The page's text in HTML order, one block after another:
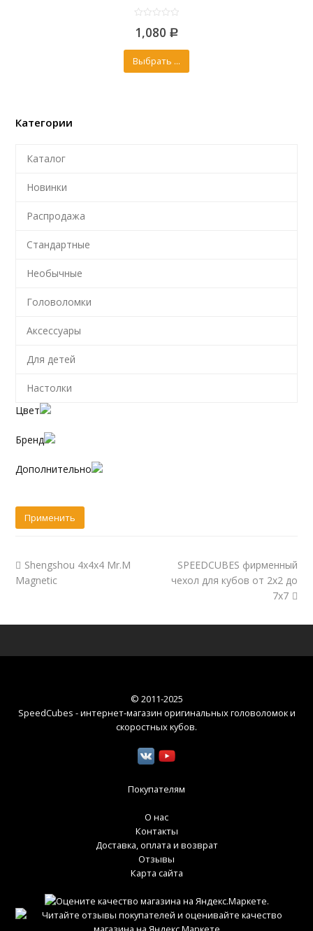
out
5
1,080 Р
Выбрать ...
Категории
Каталог
Новинки
Распродажа
Стандартные
Необычные
Головоломки
Аксессуары
Для детей
Настолки
Цвет
Бренд
Дополнительно
Shengshou 4x4x4 Mr.M
Magnetic
SPEEDCUBES фирменный
чехол для кубов от 2х2 до
7х7
© 2011-2025
SpeedCubes - интернет-магазин оригинальных головоломок и
скоростных кубов.
Покупателям
О нас
Контакты
Доставка, оплата и возврат
Отзывы
Карта сайта